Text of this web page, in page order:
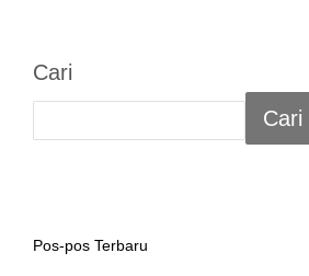
Cari
Cari
Pos-pos Terbaru